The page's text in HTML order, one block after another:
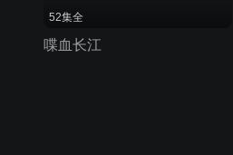
52集全
喋血长江